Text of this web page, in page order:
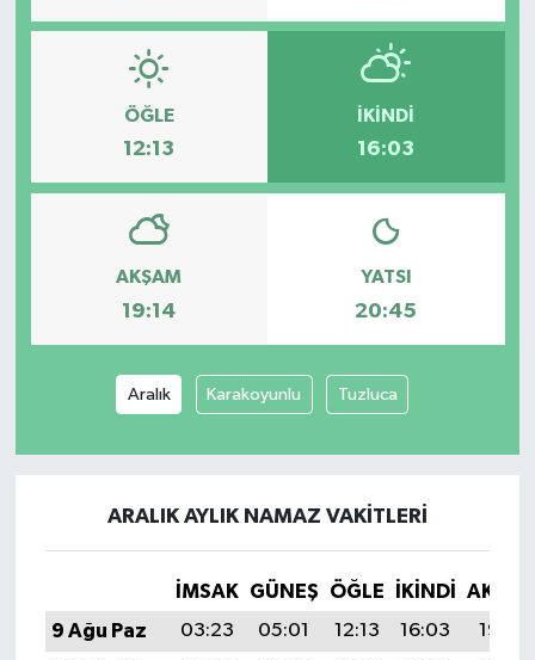
ÖĞLE
12:13
İKINDI
16:03
AKŞAM
19:14
YATSI
20:45
Aralık Karakoyunlu Tuzluca
ARALIK AYLIK NAMAZ VAKITLERI
İMSAK GÜNEŞ ÖĞLE İKINDI
9 Ağu Paz
03:23 05:01 12:13 16:03
19:14